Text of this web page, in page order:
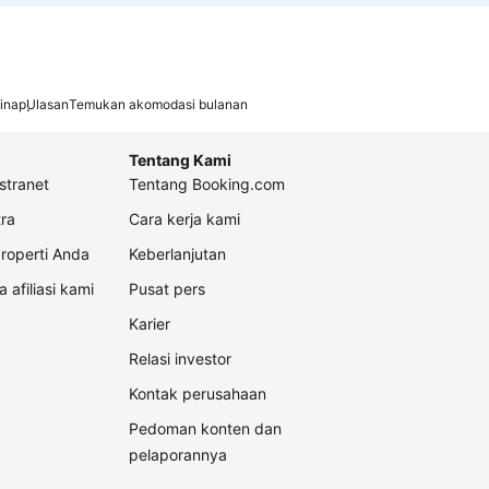
UlasanTemukan akomodasi bulanan
Anda
afiliasi kami
Tentang Kami
Tentang Booking.com
Cara kerja kami
Keberlanjutan
Pusat pers
Karier
Relasi investor
Kontak perusahaan
Pedoman konten dan
pelaporannya